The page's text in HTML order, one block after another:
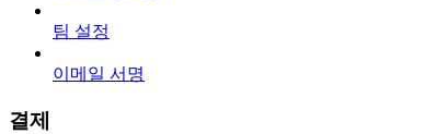
팀 설정
이메일 서명
결제